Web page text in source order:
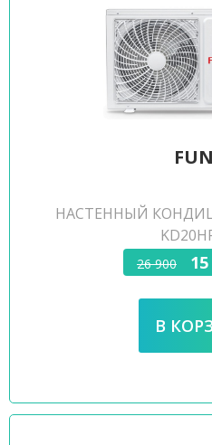
НАСТЕННЫЙ
26 900